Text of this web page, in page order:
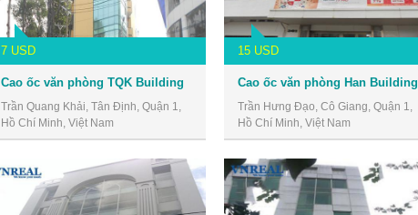
7 USD
Cao ốc văn phòng TQK Building
Trần Quang Khải, Tân Định, Quận 1,
Hồ Chí Minh, Việt Nam
15 USD
Cao ốc văn phòng Han Building
Trần Hưng Đạo, Cô Giang, Quận 1,
Hồ Chí Minh, Việt Nam